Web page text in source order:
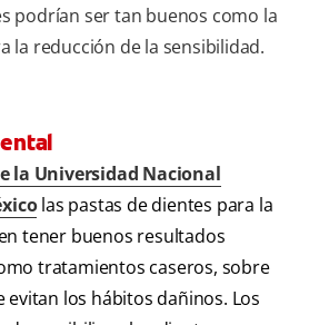
podrían ser tan buenos como la
la reducción de la sensibilidad.
la Universidad Nacional
las pastas de dientes para la
tener buenos resultados
tratamientos caseros, sobre
los hábitos dañinos. Los